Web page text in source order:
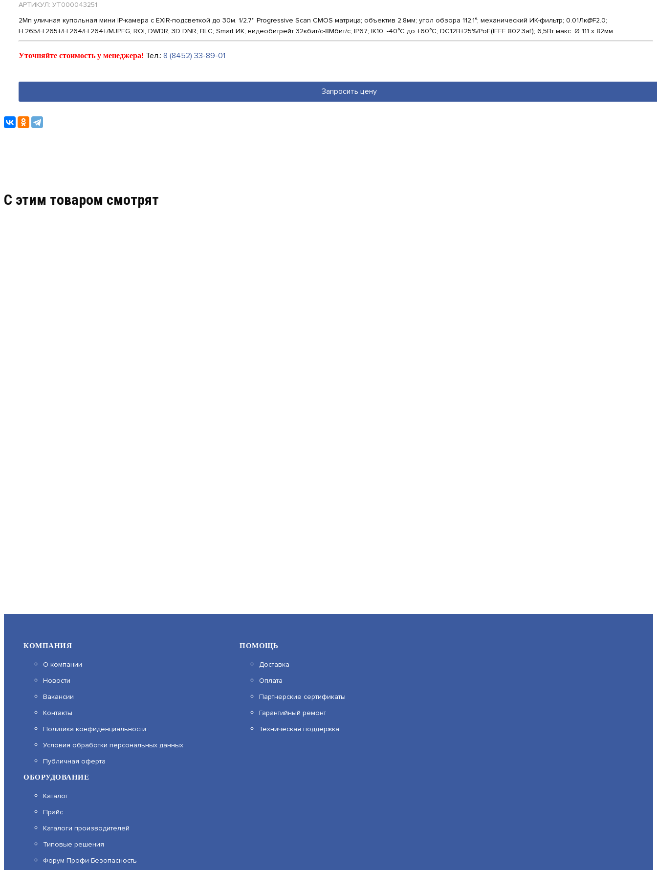
АРТИКУЛ: УТ000043251
2Мп уличная купольная мини IP-камера с EXIR-подсветкой до 30м. 1/2.7'' Progressive Scan CMOS матрица; объектив 2.8мм; угол обзора 112,1°; механический ИК-фильтр; 0.01Лк@F2.0;
H.265/H.265+/H.264/H.264+/MJPEG, ROI, DWDR; 3D DNR; BLC; Smart ИК; видеобитрейт 32кбит/с-8Мбит/с; IP67; IK10; -40°C до +60°C; DC12В±25%/PoE(IEEE 802.3af); 6,5Вт макс. Ø 111 х 82мм
Уточняйте стоимость у менеджера! Тел.: 8 (8452) 33-89-01
Запросить цену
C этим товаром смотрят
КОМПАНИЯ
О компании
Новости
Вакансии
Контакты
Политика конфиденциальности
Условия обработки персональных данных
Публичная оферта
ПОМОЩЬ
Доставка
Оплата
Партнерские сертификаты
Гарантийный ремонт
Техническая поддержка
ОБОРУДОВАНИЕ
Каталог
Прайс
Каталоги производителей
Типовые решения
Форум Профи-Безопасность